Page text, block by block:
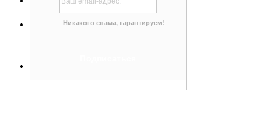
Никакого спама, гарантируем!